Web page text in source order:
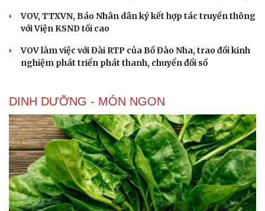
VOV, TTXVN, Báo Nhân dân ký kết hợp tác truyền thông
với Viện KSND tối cao
VOV làm việc với Đài RTP của Bồ Đào Nha, trao đổi kinh
nghiệm phát triển phát thanh, chuyển đổi số
DINH DƯỠNG - MÓN NGON